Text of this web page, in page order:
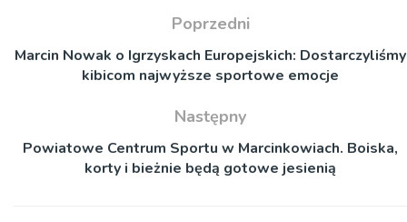
Poprzedni
Marcin Nowak o Igrzyskach Europejskich: Dostarczyliśmy
kibicom najwyższe sportowe emocje
Następny
Powiatowe Centrum Sportu w Marcinkowiach. Boiska,
korty i bieżnie będą gotowe jesienią